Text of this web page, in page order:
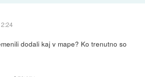
dodali kaj v mape? Ko trenutno so